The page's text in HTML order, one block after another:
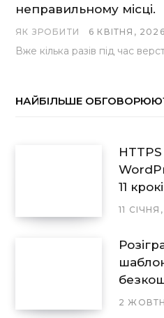
неправильному місці.
ЯК ЗРОБИТИ 6 КВІТНЯ, 2026
НАЙБІЛЬШЕ
11
11
2